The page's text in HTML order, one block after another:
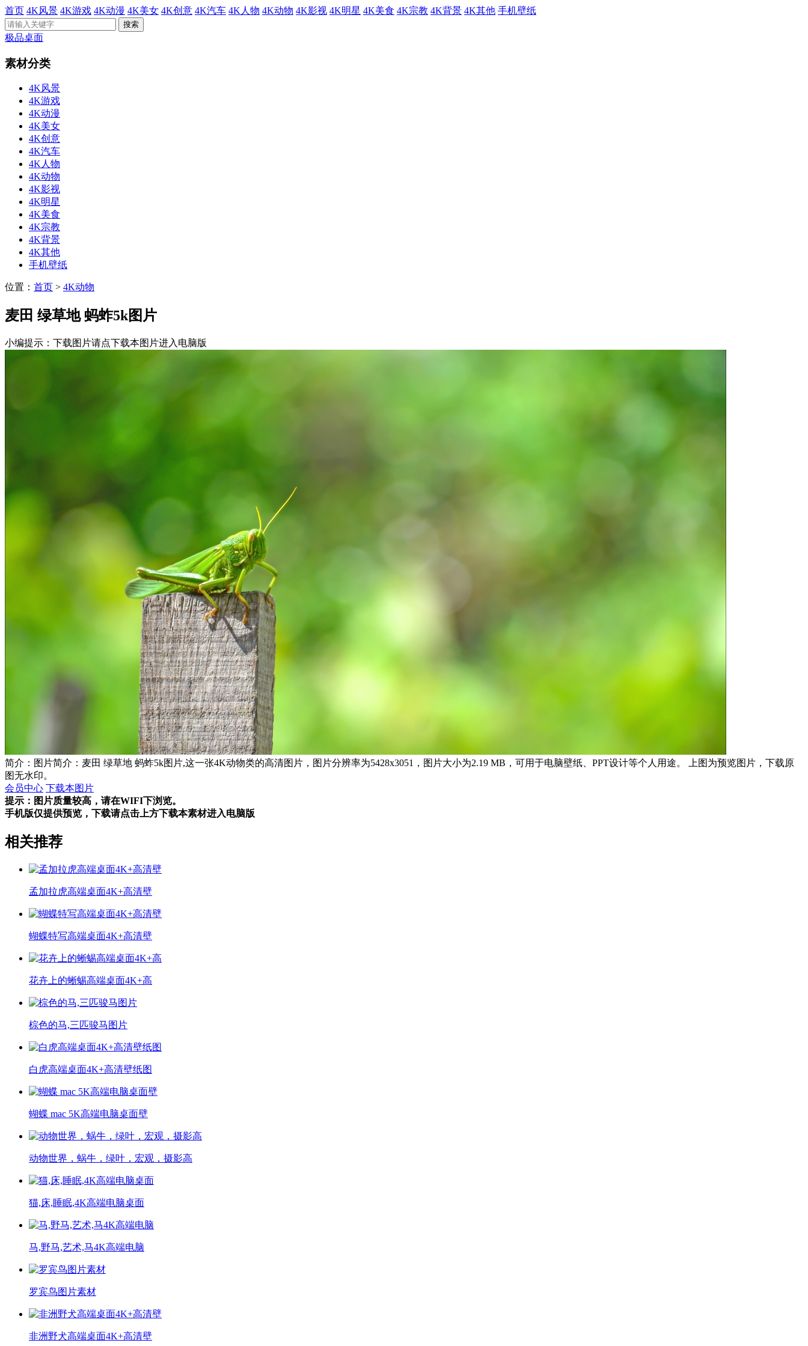
首页 4K风景 4K游戏 4K动漫 4K美女 4K创意 4K汽车 4K人物 4K动物 4K影视 4K明星 4K美食 4K宗教 4K背景 4K其他 手机壁纸
极品桌面
素材分类
4K风景
4K游戏
4K动漫
4K美女
4K创意
4K汽车
4K人物
4K动物
4K影视
4K明星
4K美食
4K宗教
4K背景
4K其他
手机壁纸
位置： 首页 > 4K动物
麦田 绿草地 蚂蚱5k图片
小编提示：下载图片请点下载本图片进入电脑版
简介：图片简介：麦田 绿草地 蚂蚱5k图片,这一张4K动物类的高清图片，图片分辨率为5428x3051，图片大小为2.19 MB，可用于电脑壁纸、PPT设计等个人用途。 上图为预览图片，下载原
图无水印。
会员中心 下载本图片
提示：图片质量较高，请在WIFI下浏览。
手机版仅提供预览，下载请点击上方下载本素材进入电脑版
相关推荐
孟加拉虎高端桌面4K+高清壁
蝴蝶特写高端桌面4K+高清壁
花卉上的蜥蜴高端桌面4K+高
棕色的马,三匹骏马图片
白虎高端桌面4K+高清壁纸图
蝴蝶 mac 5K高端电脑桌面壁
动物世界，蜗牛，绿叶，宏观，摄影高
猫,床,睡眠,4K高端电脑桌面
马,野马,艺术,马4K高端电脑
罗宾鸟图片素材
非洲野犬高端桌面4K+高清壁